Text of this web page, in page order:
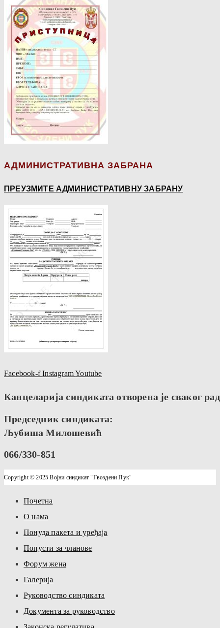
АДМИНИСТРАТИВНА ЗАБРАНА
ПРЕУЗМИТЕ АДМИНИСТРАТИВНУ ЗАБРАНУ
Facebook-f InstagramYoutube
Канцеларија синдиката отворена је сваког
Председник синдиката:
Љубиша Милошевић
066/330-851
Copyright © 2025 Војни синдикат "Гвоздени Пук"
Почетна
О нама
Понуда пакета и уређаја
Попусти за чланове
Форум жена
Галерија
Руководство синдиката
Документа за руководство